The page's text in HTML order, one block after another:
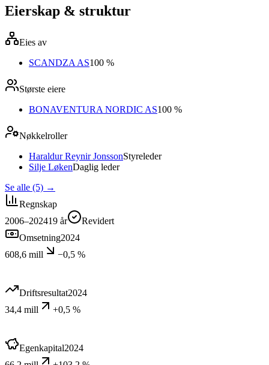
Eierskap & struktur
Eies av
SCANDZA AS100 %
Største eiere
BONAVENTURA NORDIC AS100 %
Nøkkelroller
Haraldur Reynir JonssonStyreleder
Silje LøkenDaglig leder
Se alle (5) →
Regnskap
2006–202419 år
Revidert
Omsetning2024
608,6 mill
−0,5 %
Driftsresultat2024
34,4 mill
+0,5 %
Egenkapital2024